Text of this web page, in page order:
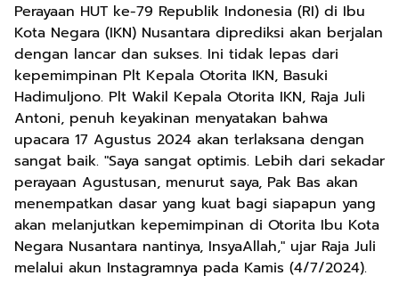
Perayaan HUT ke-79 Republik Indonesia (RI) di Ibu
Kota Negara (IKN) Nusantara diprediksi akan berjalan
dengan lancar dan sukses. Ini tidak lepas dari
kepemimpinan Plt Kepala Otorita IKN, Basuki
Hadimuljono. Plt Wakil Kepala Otorita IKN, Raja Juli
Antoni, penuh keyakinan menyatakan bahwa
upacara 17 Agustus 2024 akan terlaksana dengan
sangat baik. "Saya sangat optimis. Lebih dari sekadar
perayaan Agustusan, menurut saya, Pak Bas akan
menempatkan dasar yang kuat bagi siapapun yang
akan melanjutkan kepemimpinan di Otorita Ibu Kota
Negara Nusantara nantinya, InsyaAllah," ujar Raja Juli
melalui akun Instagramnya pada Kamis (4/7/2024).